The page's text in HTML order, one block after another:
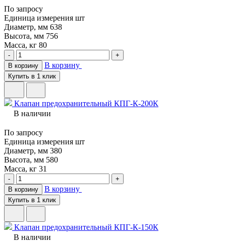
По запросу
Единица измерения шт
Диаметр, мм 638
Высота, мм 756
Масса, кг 80
-
+
В корзину
В корзину
Купить в 1 клик
Клапан предохранительный КПГ-К-200К
В наличии
По запросу
Единица измерения шт
Диаметр, мм 380
Высота, мм 580
Масса, кг 31
-
+
В корзину
В корзину
Купить в 1 клик
Клапан предохранительный КПГ-К-150К
В наличии